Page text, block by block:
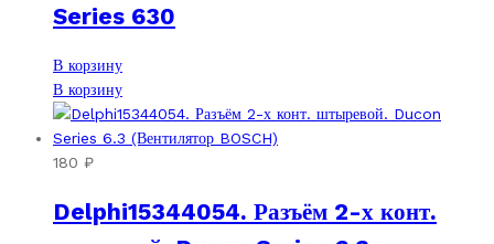
Series 630
В корзину
В корзину
180 ₽
Delphi15344054. Разъём 2-х конт.